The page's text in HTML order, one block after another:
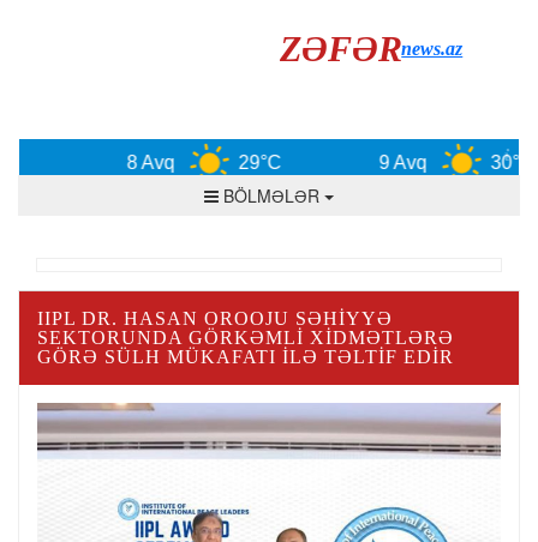
ZƏFƏRnews.az
8 Avq 29°C 9 Avq 30°C
BÖLMƏLƏR
IIPL DR. HASAN OROOJU SƏHIYYƏ
SEKTORUNDA GÖRKƏMLI XIDMƏTLƏRƏ
GÖRƏ SÜLH MÜKAFATI ILƏ TƏLTIF EDIR